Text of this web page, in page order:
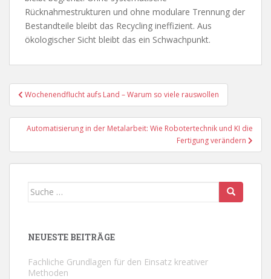
Rücknahmestrukturen und ohne modulare Trennung der
Bestandteile bleibt das Recycling ineffizient. Aus
ökologischer Sicht bleibt das ein Schwachpunkt.
Beitragsnavigation
Wochenendflucht aufs Land – Warum so viele rauswollen
Automatisierung in der Metalarbeit: Wie Robotertechnik und KI die
Fertigung verändern
Suche
NEUESTE BEITRÄGE
Fachliche Grundlagen für den Einsatz kreativer
Methoden